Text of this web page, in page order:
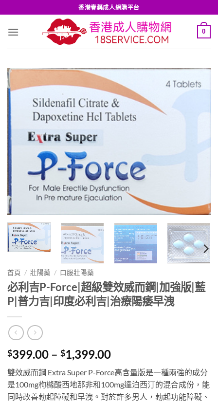
to
content
香港春藥成人網購平台
0
首頁 / 壯陽藥 / 口服壯陽藥
必利吉P-Force|超級雙效威而鋼|加強版|藍
P|普力吉|印度必利吉|治療陽痿早洩
$399.00 – $1,399.00Price
range:
$399.00
through
$1,399.00
雙效威而鋼 Extra Super P-Force高含量版是一種兩強的成分
是100mg枸櫞酸西地那非和100mg達泊西汀的混合成份，能
同時改善勃起障礙和早洩。對於許多男人，勃起功能障礙、